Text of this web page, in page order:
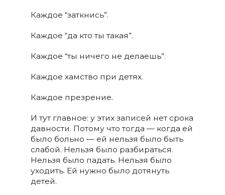
Каждое “заткнись”.
Каждое “да кто ты такая”.
Каждое “ты ничего не делаешь”.
Каждое хамство при детях.
Каждое презрение.
И тут главное: у этих записей нет срока
давности. Потому что тогда — когда ей
было больно — ей нельзя было быть
слабой. Нельзя было разбираться.
Нельзя было падать. Нельзя было
уходить. Ей нужно было дотянуть
детей.